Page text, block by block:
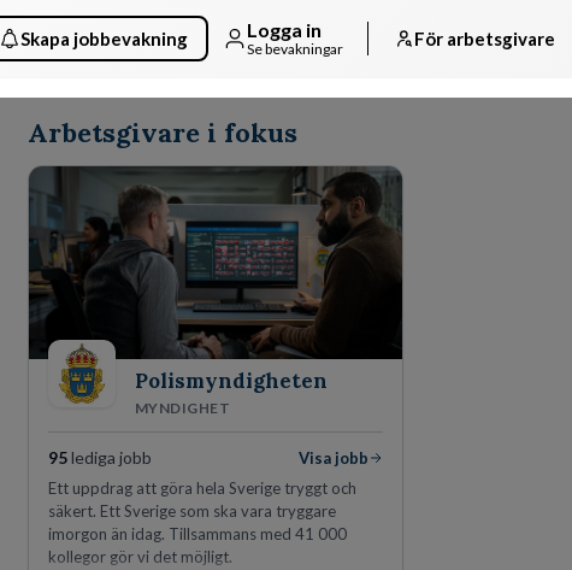
Skapa jobbevakning Logga in
Se bevakningar För arbetsgivare
Arbetsgivare i fokus
Polismyndigheten
MYNDIGHET
95lediga jobb
Visa jobb
Ett uppdrag att göra hela Sverige tryggt och
säkert. Ett Sverige som ska vara tryggare
imorgon än idag. Tillsammans med 41 000
kollegor gör vi det möjligt.